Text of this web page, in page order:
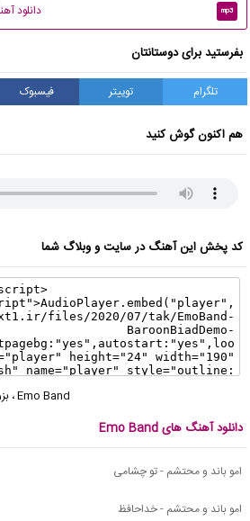
mp3 دانلود
بفرستید برای دوستانتان
تلگرام توییتر فیسبوک
هم اکنون گوش کنید
کد پخش این آهنگ در سایت و وبلاگ شما
Emo Band،
دانلود آهنگ های Emo Band
امو باند و محتشم - تو چشامی
امو باند و محتشم - خداحافظ